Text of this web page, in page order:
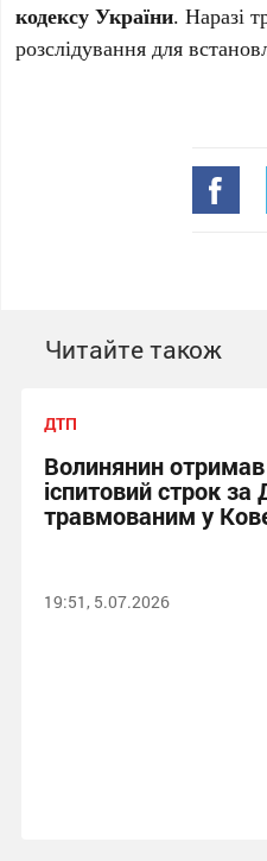
кодексу України. Наразі
розслідування для
Читайте також
ДТП
Волинянин отримав
іспитовий строк за
травмованим у
19:51, 5.07.2026